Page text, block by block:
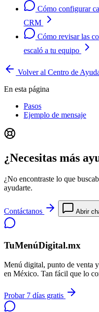
Cómo configurar
CRM
Cómo revisar las
escaló a tu equipo
Volver al Centro de
En esta página
Pasos
Ejemplo de mensaje
¿Necesitas más
¿No encontraste lo que
ayudarte.
Contáctanos Abrir
TuMenúDigital.mx
Menú digital, punto de venta
en México. Tan fácil que lo
Probar 7 días gratis